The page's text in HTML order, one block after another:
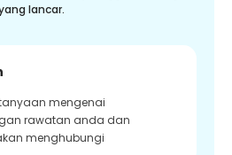
lancar.
mengenai
rawatan anda dan
menghubungi